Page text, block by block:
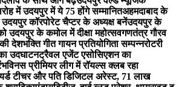
में उदयपुर में ये 75 होंगे सम्मानितअहमदाबाद के
कॉरपोरेट चैप्टर के अध्यक्ष बनेंउदयपुर के
उदयपुर के कमोल में दीक्षा महोत्सवगणतंत्र गौरव
देशभक्ति गीत गायन प्रतियोगिता सम्पन्नरोटरी
उदघाटनट्रैवल एजेंट एसोसिएशन का
विनस प्रीमियर लीग में रॉयल्स क्लब रहा
टीचर और पति डिजिटल अरेस्ट, 71 लाख